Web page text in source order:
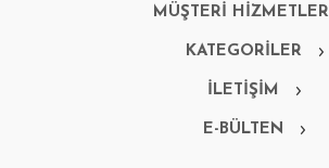
MÜŞTERİ HİZMETLERİ
KATEGORİLER
İLETİŞİM
E-BÜLTEN